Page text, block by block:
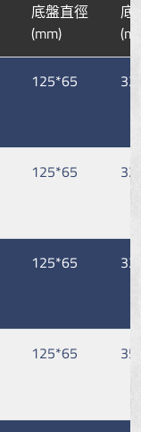
底盤直徑
(mm)
底
125*65 32
125*65 32
125*65 32
125*65 35